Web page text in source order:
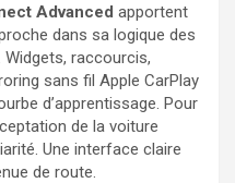
Advanced apportent
dans sa logique des
raccourcis,
sans fil Apple CarPlay
d’apprentissage. Pour
de la voiture
Une interface claire
de route.